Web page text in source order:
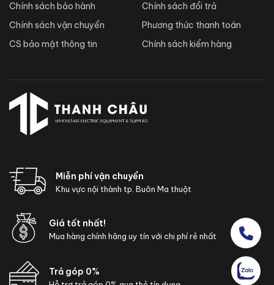
Chính sách bảo hành
Chính sách vận chuyển
CS bảo mật thông tin
Chính sách đổi trả
Phương thức thanh toán
Chính sách kiểm hàng
Miễn phí vận chuyển
Khu vực nội thành tp. Buôn Ma thuột
Giá tốt nhất!
Mua hàng chính hãng uy tín với chi phí rẻ nhất
Trả góp 0%